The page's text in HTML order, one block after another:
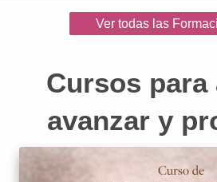
Ver todas las
Cursos para
avanzar y